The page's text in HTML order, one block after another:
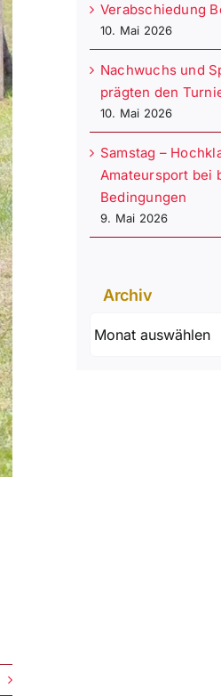
Verabschiedung
10. Mai 2026
Nachwuchs und
prägten den
10. Mai 2026
Samstag –
Amateursport bei
Bedingungen
9. Mai 2026
Archiv